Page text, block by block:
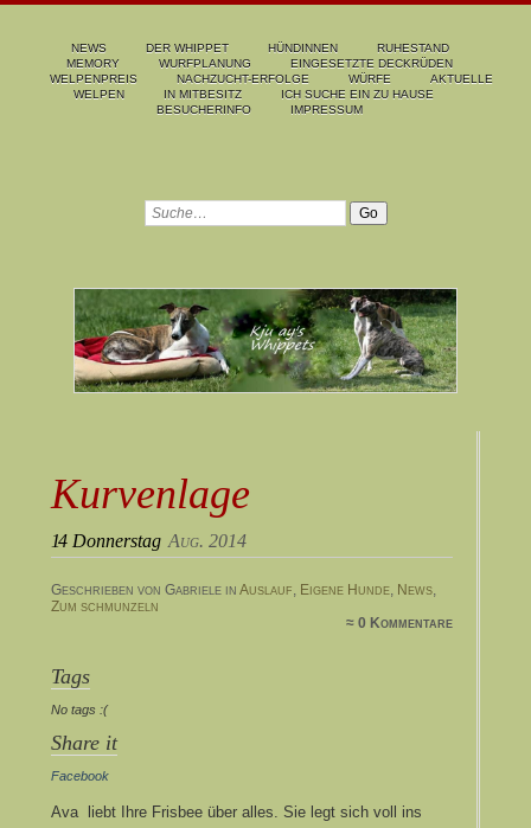
NEWS DER WHIPPET HÜNDINNEN
RUHESTAND
MEMORY
WURFPLANUNG
EINGESETZTE DECKRÜDEN
WELPENPREIS
NACHZUCHT-ERFOLGE WÜRFE
AKTUELLE
WELPEN
IN MITBESITZ
ICH SUCHE EIN ZU HAUSE
BESUCHERINFO
IMPRESSUM
Kurvenlage
14 Donnerstag Aug. 2014
Geschrieben von Gabriele in Auslauf, Eigene Hunde, News,
Zum schmunzeln
≈ 0 Kommentare
Tags
No tags :(
Share it
Facebook
Ava liebt Ihre Frisbee über alles. Sie legt sich voll ins